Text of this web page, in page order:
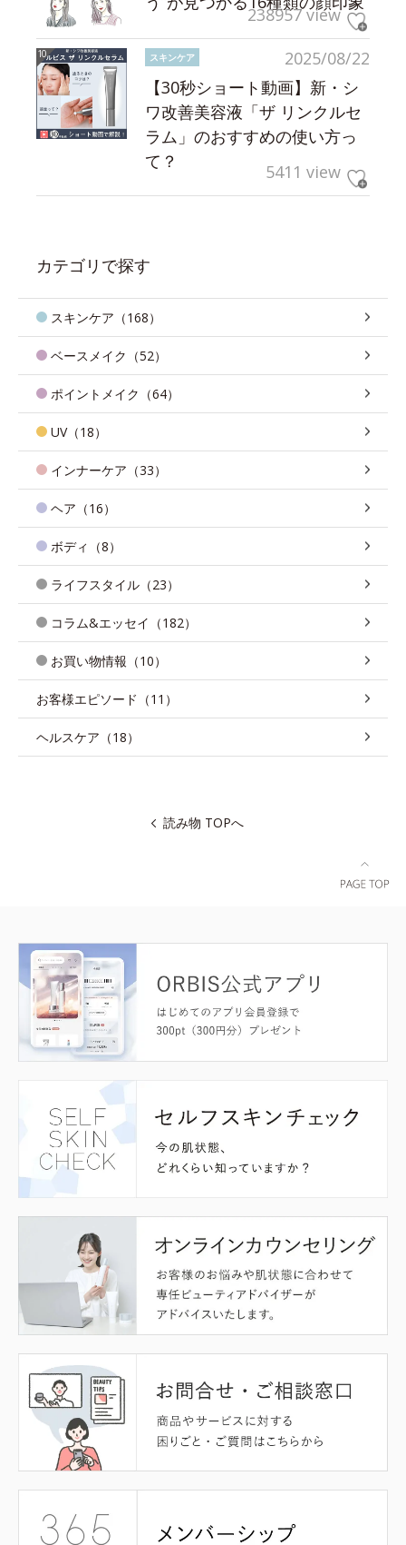
238957 view
2025/08/22
スキンケア
【30秒ショート動画】新・シ
ワ改善美容液「ザ リンクルセ
ラム」のおすすめの使い方っ
て？
5411 view
カテゴリで探す
スキンケア（168）
ベースメイク（52）
ポイントメイク（64）
UV（18）
インナーケア（33）
ヘア（16）
ボディ（8）
ライフスタイル（23）
コラム&エッセイ（182）
お買い物情報（10）
お客様エピソード（11）
ヘルスケア（18）
読み物 TOPへ